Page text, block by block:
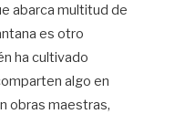
abarca multitud de
es otro
ha cultivado
algo en
obras maestras,